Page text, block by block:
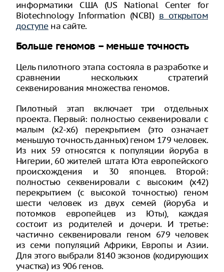
информатики США (US National Center for
Biotechnology Information (NCBI) в открытом
доступе на сайте.
Больше геномов – меньше точность
Цель пилотного этапа состояла в разработке и
сравнении нескольких стратегий
секвенирования множества геномов.
Пилотный этап включает три отдельных
проекта. Первый: полностью секвенировали с
малым (х2-х6) перекрытием (это означает
меньшую точность данных) геном 179 человек.
Из них 59 относятся к популяции йоруба в
Нигерии, 60 жителей штата Юта европейского
происхождения и 30 японцев. Второй:
полностью секвенировали с высоким (х42)
перекрытием (с высокой точностью) геном
шести человек из двух семей (йоруба и
потомков европейцев из Юты), каждая
состоит из родителей и дочери. И третье:
частично секвенировали геном 679 человек
из семи популяций Африки, Европы и Азии.
Для этого выбрали 8140 экзонов (кодирующих
участка) из 906 генов.